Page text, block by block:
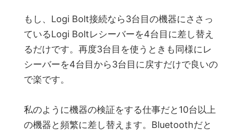
もし、Logi Bolt接続なら3台目の機器にささっ
ているLogi Boltレシーバーを4台目に差し替え
るだけです。再度3台目を使うときも同様にレ
シーバーを4台目から3台目に戻すだけで良いの
で楽です。
私のように機器の検証をする仕事だと10台以上
の機器と頻繁に差し替えます。Bluetoothだと